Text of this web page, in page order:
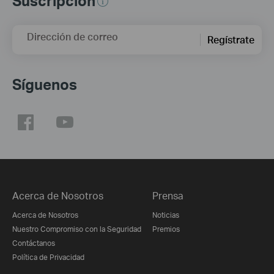
Dirección de correo Regístrate
Síguenos
Acerca de Nosotros
Acerca de Nosotros
Nuestro Compromiso con la Seguridad
Contáctanos
Política de Privacidad
Prensa
Noticias
Premios